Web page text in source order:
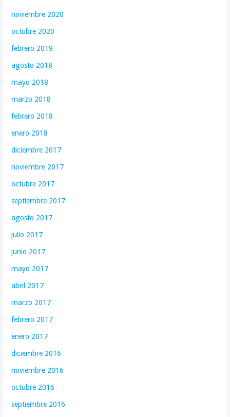
noviembre 2020
octubre 2020
febrero 2019
agosto 2018
mayo 2018
marzo 2018
febrero 2018
enero 2018
diciembre 2017
noviembre 2017
octubre 2017
septiembre 2017
agosto 2017
julio 2017
junio 2017
mayo 2017
abril 2017
marzo 2017
febrero 2017
enero 2017
diciembre 2016
noviembre 2016
octubre 2016
septiembre 2016